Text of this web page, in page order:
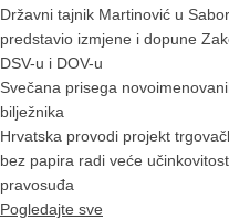
Državni tajnik Martinović u
predstavio izmjene i dopune
DSV-u i DOV-u
Svečana prisega
bilježnika
Hrvatska provodi projekt
bez papira radi veće
pravosuđa
Pogledajte sve